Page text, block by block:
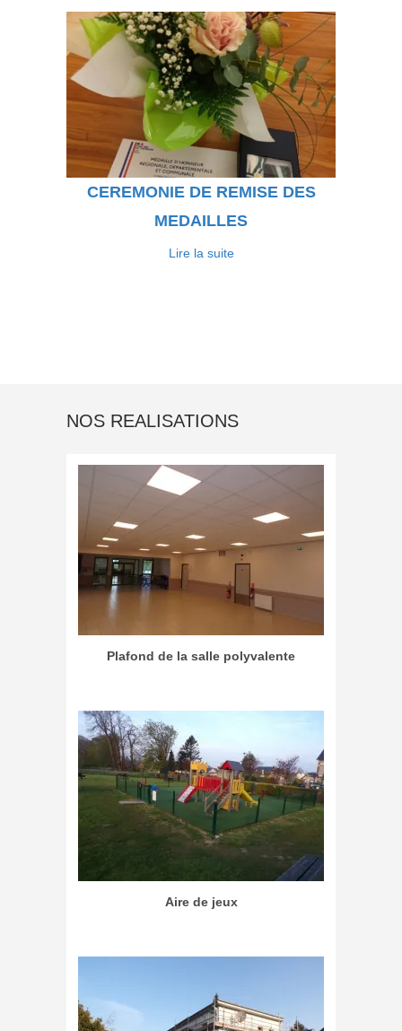
CEREMONIE DE REMISE DES
MEDAILLES
Lire la suite
NOS REALISATIONS
Plafond de la salle polyvalente
Aire de jeux